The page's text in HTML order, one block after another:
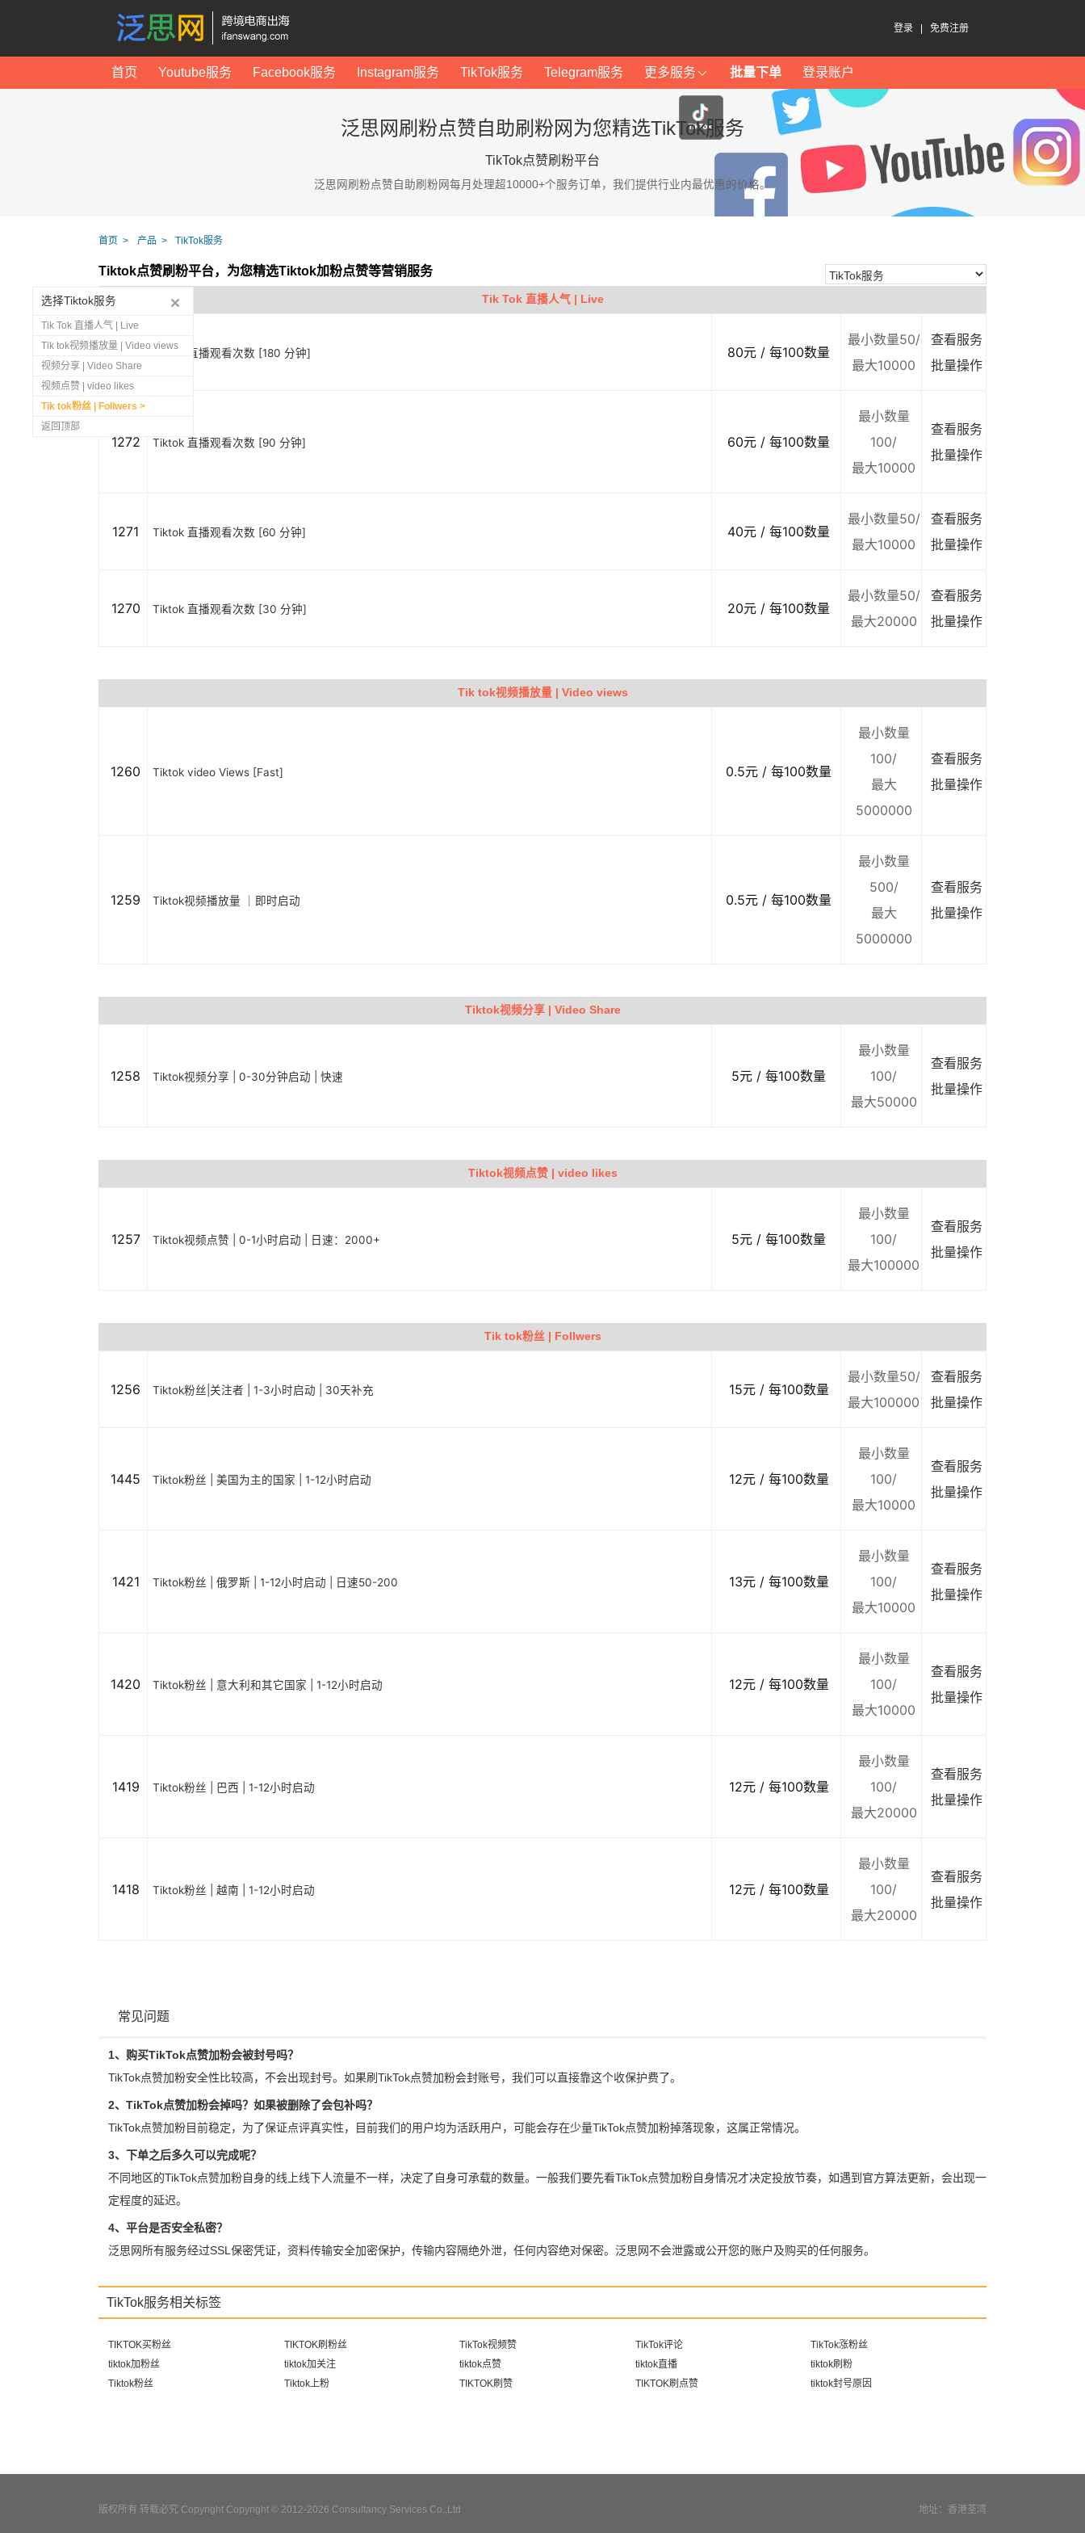
登录 免费注册
首页 Youtube服务 Facebook服务 Instagram服务 TikTok服务 Telegram服务 更多服务 批量下单 登录账户
泛思网刷粉点赞自助刷粉网为您精选TikTok服务
TikTok点赞刷粉平台
泛思网刷粉点赞自助刷粉网每月处理超10000+个服务订单，我们提供行业内最优惠的价格。
首页 产品 TikTok服务
Tiktok点赞刷粉平台，为您精选Tiktok加粉点赞等营销服务
Tik Tok 直播人气 | Live
1273 Tiktok 直播观看次数 [180 分钟] 80元 / 每100数量
最小数量50/
最大10000
查看服务
批量操作
1272 Tiktok 直播观看次数 [90 分钟] 60元 / 每100数量
最小数量
100/
最大10000
查看服务
批量操作
1271 Tiktok 直播观看次数 [60 分钟] 40元 / 每100数量
最小数量50/
最大10000
查看服务
批量操作
1270 Tiktok 直播观看次数 [30 分钟] 20元 / 每100数量
最小数量50/
最大20000
查看服务
批量操作
Tik tok视频播放量 | Video views
1260 Tiktok video Views [Fast] 0.5元 / 每100数量
最小数量
100/
最大
5000000
查看服务
批量操作
1259 Tiktok视频播放量 ｜即时启动 0.5元 / 每100数量
最小数量
500/
最大
5000000
查看服务
批量操作
Tiktok视频分享 | Video Share
1258 Tiktok视频分享 | 0-30分钟启动 | 快速 5元 / 每100数量
最小数量
100/
最大50000
查看服务
批量操作
Tiktok视频点赞 | video likes
1257 Tiktok视频点赞 | 0-1小时启动 | 日速：2000+ 5元 / 每100数量
最小数量
100/
最大100000
查看服务
批量操作
Tik tok粉丝 | Follwers
1256 Tiktok粉丝|关注者 | 1-3小时启动 | 30天补充 15元 / 每100数量
最小数量50/
最大100000
查看服务
批量操作
1445 Tiktok粉丝 | 美国为主的国家 | 1-12小时启动 12元 / 每100数量
最小数量
100/
最大10000
查看服务
批量操作
1421 Tiktok粉丝 | 俄罗斯 | 1-12小时启动 | 日速50-200 13元 / 每100数量
最小数量
100/
最大10000
查看服务
批量操作
1420 Tiktok粉丝 | 意大利和其它国家 | 1-12小时启动 12元 / 每100数量
最小数量
100/
最大10000
查看服务
批量操作
1419 Tiktok粉丝 | 巴西 | 1-12小时启动 12元 / 每100数量
最小数量
100/
最大20000
查看服务
批量操作
1418 Tiktok粉丝 | 越南 | 1-12小时启动 12元 / 每100数量
最小数量
100/
最大20000
查看服务
批量操作
常见问题
1、购买TikTok点赞加粉会被封号吗？
TikTok点赞加粉安全性比较高，不会出现封号。如果刷TikTok点赞加粉会封账号，我们可以直接靠这个收保护费了。
2、TikTok点赞加粉会掉吗？如果被删除了会包补吗？
TikTok点赞加粉目前稳定，为了保证点评真实性，目前我们的用户均为活跃用户，可能会存在少量TikTok点赞加粉掉落现象，这属正常情况。
3、下单之后多久可以完成呢？
不同地区的TikTok点赞加粉自身的线上线下人流量不一样，决定了自身可承载的数量。一般我们要先看TikTok点赞加粉自身情况才决定投放节奏，如遇到官方算法更新，会出现一
定程度的延迟。
4、平台是否安全私密？
泛思网所有服务经过SSL保密凭证，资料传输安全加密保护，传输内容隔绝外泄，任何内容绝对保密。泛思网不会泄露或公开您的账户及购买的任何服务。
TikTok服务相关标签
TIKTOK买粉丝 TIKTOK刷粉丝 TikTok视频赞 TikTok评论
TikTok涨粉丝
tiktok加粉丝
tiktok加关注 tiktok点赞 tiktok直播
tiktok刷粉
Tiktok粉丝
Tiktok上粉 TIKTOK刷赞 TIKTOK刷点赞 tiktok封号原因
选择Tiktok服务
Tik Tok 直播人气 | Live
Tik tok视频播放量 | Video views
视频分享 | Video Share
视频点赞 | video likes
Tik tok粉丝 | Follwers
返回顶部
地址：香港荃湾
版权所有 转载必究 Copyright Copyright © 2012-2026 Consultancy Services Co.,Ltd